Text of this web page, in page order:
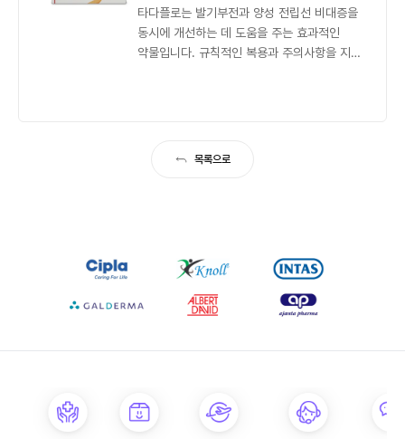
타다플로는 발기부전과 양성 전립선 비대증을
동시에 개선하는 데 도움을 주는 효과적인
약물입니다. 규칙적인 복용과 주의사항을 지켜
목록으로